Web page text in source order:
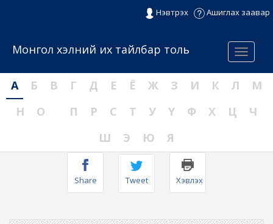
Нэвтрэх Ашиглах заавар
Menu
Монгол хэлний их тайлбар толь
А Б В Г Д Е Ё Ж З И К Л
М
Н
О П Р С Т У Ү Ф Х Ц
Ч
Ш
Э Ю Я
Share Tweet Хэвлэх